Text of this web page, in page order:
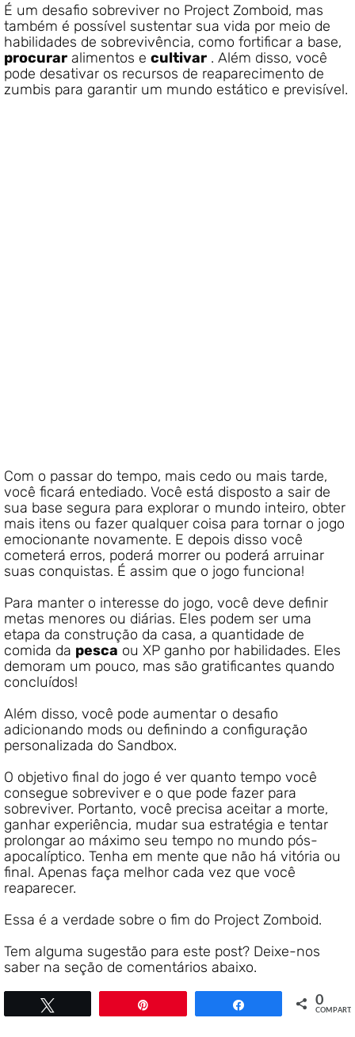
É um desafio sobreviver no Project Zomboid, mas
também é possível sustentar sua vida por meio de
habilidades de sobrevivência, como fortificar a base,
procurar alimentos e cultivar . Além disso, você
pode desativar os recursos de reaparecimento de
zumbis para garantir um mundo estático e previsível.
Com o passar do tempo, mais cedo ou mais tarde,
você ficará entediado. Você está disposto a sair de
sua base segura para explorar o mundo inteiro, obter
mais itens ou fazer qualquer coisa para tornar o jogo
emocionante novamente. E depois disso você
cometerá erros, poderá morrer ou poderá arruinar
suas conquistas. É assim que o jogo funciona!
Para manter o interesse do jogo, você deve definir
metas menores ou diárias. Eles podem ser uma
etapa da construção da casa, a quantidade de
comida da pesca ou XP ganho por habilidades. Eles
demoram um pouco, mas são gratificantes quando
concluídos!
Além disso, você pode aumentar o desafio
adicionando mods ou definindo a configuração
personalizada do Sandbox.
O objetivo final do jogo é ver quanto tempo você
consegue sobreviver e o que pode fazer para
sobreviver. Portanto, você precisa aceitar a morte,
ganhar experiência, mudar sua estratégia e tentar
prolongar ao máximo seu tempo no mundo pós-
apocalíptico. Tenha em mente que não há vitória ou
final. Apenas faça melhor cada vez que você
reaparecer.
Essa é a verdade sobre o fim do Project Zomboid.
Tem alguma sugestão para este post? Deixe-nos
saber na seção de comentários abaixo.
Compartilhar0
COMPART.